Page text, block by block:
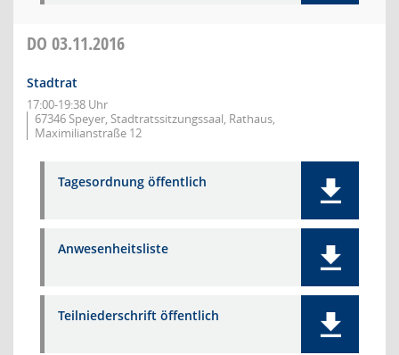
DO 03.11.2016
Stadtrat
17:00-19:38 Uhr
67346 Speyer, Stadtratssitzungssaal, Rathaus,
Maximilianstraße 12
Tagesordnung öffentlich
Anwesenheitsliste
Teilniederschrift öffentlich